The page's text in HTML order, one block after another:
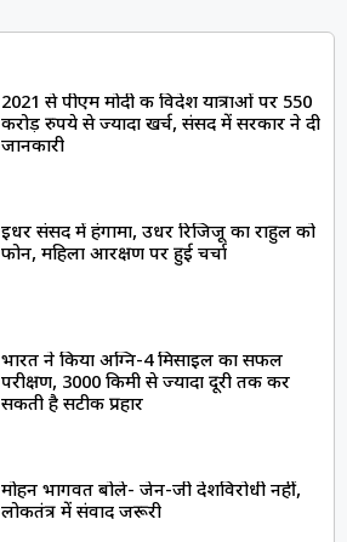
2021 से पीएम मोदी की विदेश यात्राओं पर 550
करोड़ रुपये से ज्यादा खर्च, संसद में सरकार ने दी
जानकारी
इधर संसद में हंगामा, उधर रिजिजू का राहुल को
फोन, महिला आरक्षण पर हुई चर्चा
भारत ने किया अग्नि-4 मिसाइल का सफल
परीक्षण, 3000 किमी से ज्यादा दूरी तक कर
सकती है सटीक प्रहार
मोहन भागवत बोले- जेन-जी देशविरोधी नहीं,
लोकतंत्र में संवाद जरूरी